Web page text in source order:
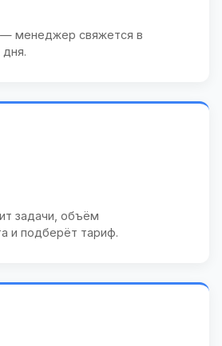
менеджер свяжется в
задачи, объём
и подберёт тариф.